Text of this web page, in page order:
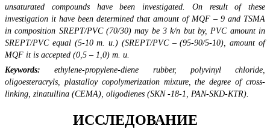
unsaturated compounds have been investigated. On result of these
investigation it have been determined that amount of MQF – 9 and TSMA
in composition SREPT/PVC (70/30) may be 3 k/n but by, PVC amount in
SREPT/PVC equal (5-10 m. u.) (SREPT/PVC – (95-90/5-10), amount of
MQF it is accepted (0,5 – 1,0) m. u.
Keywords:ethylene-propylene-diene rubber, polyvinyl chloride,
oligoesteracryls, plastalloy copolymerization mixture, the degree of cross-
linking, zinatullina (CEMA), oligodienes (SKN -18-1, PAN-SKD-KTR).
ИССЛЕДОВАНИЕ